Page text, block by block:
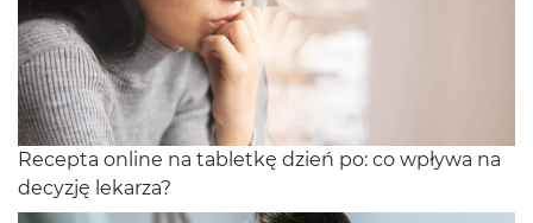
Recepta online na tabletkę dzień po: co wpływa na
decyzję lekarza?